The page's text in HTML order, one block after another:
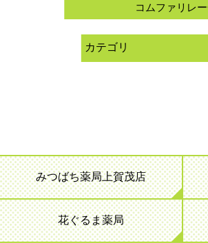
コムファリレ
みつばち薬局上賀茂店
花ぐるま薬局